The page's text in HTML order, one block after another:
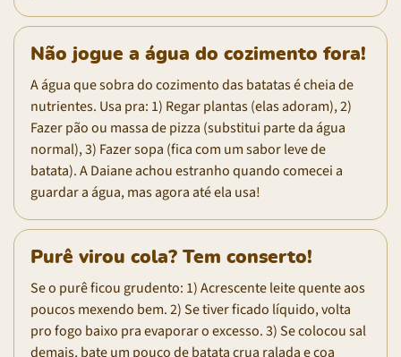
Não jogue a água do cozimento fora!
A água que sobra do cozimento das batatas é cheia de
nutrientes. Usa pra: 1) Regar plantas (elas adoram), 2)
Fazer pão ou massa de pizza (substitui parte da água
normal), 3) Fazer sopa (fica com um sabor leve de
batata). A Daiane achou estranho quando comecei a
guardar a água, mas agora até ela usa!
Purê virou cola? Tem conserto!
Se o purê ficou grudento: 1) Acrescente leite quente aos
poucos mexendo bem. 2) Se tiver ficado líquido, volta
pro fogo baixo pra evaporar o excesso. 3) Se colocou sal
demais, bate um pouco de batata crua ralada e coa